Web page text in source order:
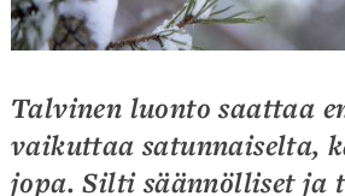
Talvinen luonto saattaa
vaikuttaa satunnaiselta,
jopa. Silti säännölliset ja